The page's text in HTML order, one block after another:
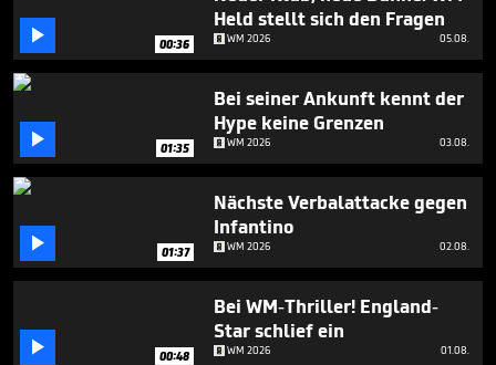
 00:36
Held stellt sich den Fragen
WM 2026 05.08.
 01:35
Bei seiner Ankunft kennt der
Hype keine Grenzen
WM 2026 03.08.
 01:37
Nächste Verbalattacke gegen
Infantino
WM 2026 02.08.
 00:48
Bei WM-Thriller! England-
Star schlief ein
WM 2026 01.08.